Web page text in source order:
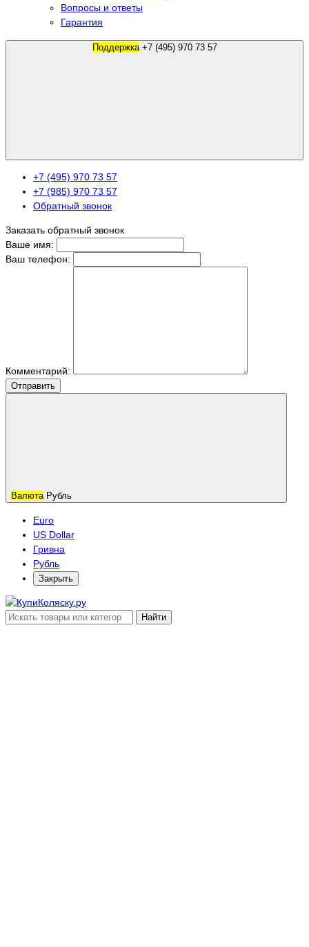
Вопросы и ответы
Гарантия
Поддержка +7 (495) 970 73 57
+7 (495) 970 73 57
+7 (985) 970 73 57
Обратный звонок
Заказать обратный звонок
Ваше имя:
Ваш телефон:
Комментарий:
Отправить
Валюта Рубль
Euro
US Dollar
Гривна
Рубль
Закрыть
Найти